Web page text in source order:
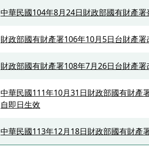
中華民國104年8月24日財政部國有財產
財政部國有財產署106年10月5日台財產
財政部國有財產署108年7月26日台財產
中華民國111年10月31日財政部國有財產
自即日生效
中華民國113年12月18日財政部國有財產